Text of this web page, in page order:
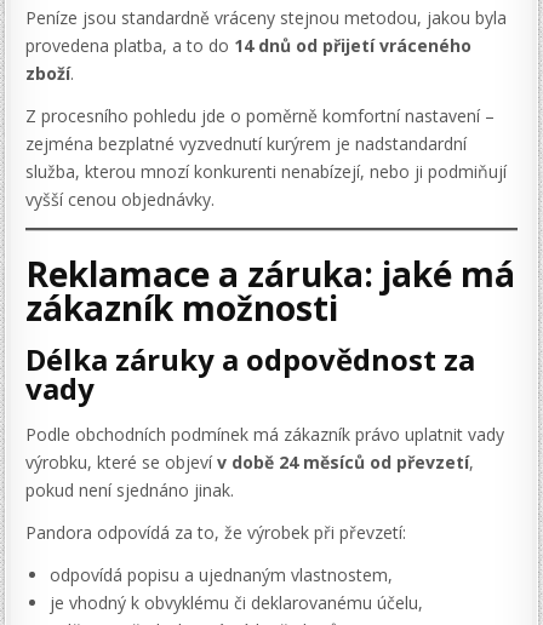
Peníze jsou standardně vráceny stejnou metodou, jakou byla
provedena platba, a to do 14 dnů od přijetí vráceného
zboží.
Z procesního pohledu jde o poměrně komfortní nastavení –
zejména bezplatné vyzvednutí kurýrem je nadstandardní
služba, kterou mnozí konkurenti nenabízejí, nebo ji podmiňují
vyšší cenou objednávky.
Reklamace a záruka: jaké má
zákazník možnosti
Délka záruky a odpovědnost za
vady
Podle obchodních podmínek má zákazník právo uplatnit vady
výrobku, které se objevív době 24 měsíců od převzetí,
pokud není sjednáno jinak.
Pandora odpovídá za to, že výrobek při převzetí:
odpovídá popisu a ujednaným vlastnostem,
je vhodný k obvyklému či deklarovanému účelu,